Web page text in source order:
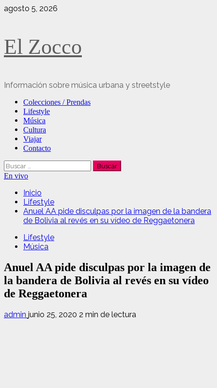
Saltar
agosto 5, 2026
El Zocco
Información sobre música urbana y streetstyle
Menú
principal
Colecciones / Prendas
Lifestyle
Música
Cultura
Viajar
Contacto
Buscar:
En vivo
Inicio
Lifestyle
Anuel AA pide disculpas por la imagen de la bandera
de Bolivia al revés en su vídeo de Reggaetonera
Lifestyle
Música
Anuel AA pide disculpas por la imagen de
la bandera de Bolivia al revés en su vídeo
de Reggaetonera
admin junio 25, 2020 2 min de lectura